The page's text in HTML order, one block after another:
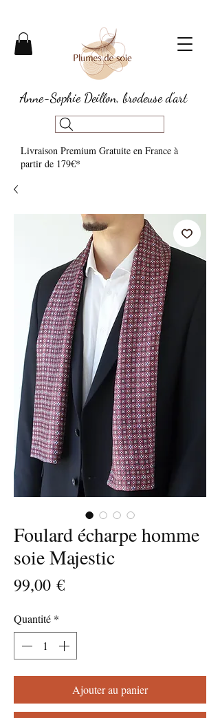
Anne-Sophie Deillon, brodeuse d'art
Livraison Premium Gratuite en France à
partir de 179€*​
Foulard écharpe homme
soie Majestic
99,00 €Prix
Quantité *
Ajouter au panier